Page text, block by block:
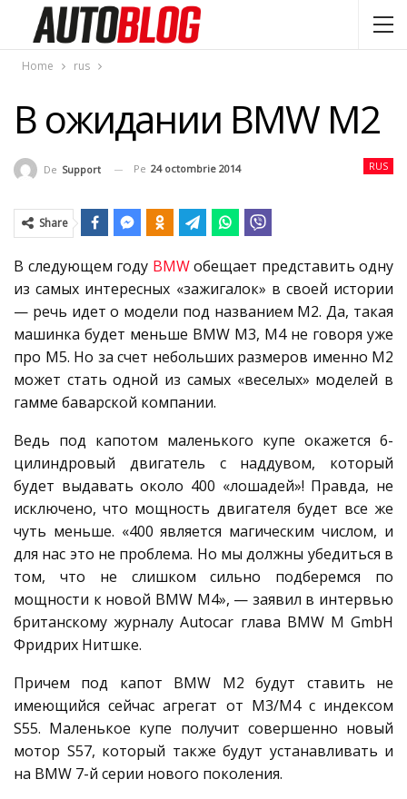
Home rus
В ожидании BMW M2
RUS
De Support Pe 24 octombrie 2014
Share
В следующем году BMWобещает представить одну
из самых интересных «зажигалок» в своей истории
— речь идет о модели под названием M2. Да, такая
машинка будет меньше BMW M3, M4 не говоря уже
про М5. Но за счет небольших размеров именно M2
может стать одной из самых «веселых» моделей в
гамме баварской компании.
Ведь под капотом маленького купе окажется 6-
цилиндровый двигатель с наддувом, который
будет выдавать около 400 «лошадей»! Правда, не
исключено, что мощность двигателя будет все же
чуть меньше. «400 является магическим числом, и
для нас это не проблема. Но мы должны убедиться в
том, что не слишком сильно подберемся по
мощности к новой BMW M4», — заявил в интервью
британскому журналу Autocar глава BMW M GmbH
Фридрих Нитшке.
Причем под капот BMW M2 будут ставить не
имеющийся сейчас агрегат от M3/M4 с индексом
S55. Маленькое купе получит совершенно новый
мотор S57, который также будут устанавливать и
на BMW 7-й серии нового поколения.